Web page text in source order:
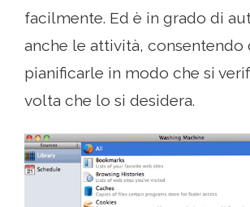
facilmente. Ed è in grado di
anche le attività, consentendo
pianificarle in modo che si
volta che lo si desidera.